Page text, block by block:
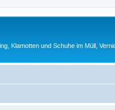
Klamotten und Schuhe im Müll,